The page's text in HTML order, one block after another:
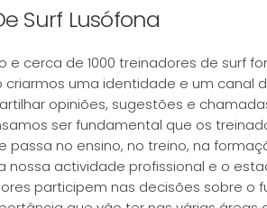
Surf Lusófona
cerca de 1000 treinadores de surf
uma identidade e um canal
opiniões, sugestões e
ser fundamental que os
no ensino, no treino, na
actividade profissional e o
participem nas decisões sobre o